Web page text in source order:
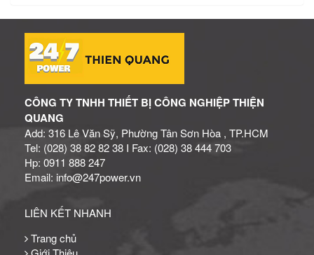
CÔNG TY TNHH THIẾT BỊ CÔNG NGHIỆP THIỆN
QUANG
Add: 316 Lê Văn Sỹ, Phường Tân Sơn Hòa , TP.HCM
Tel: (028) 38 82 82 38 I Fax: (028) 38 444 703
Hp: 0911 888 247
Email: info@247power.vn
LIÊN KẾT NHANH
Trang chủ